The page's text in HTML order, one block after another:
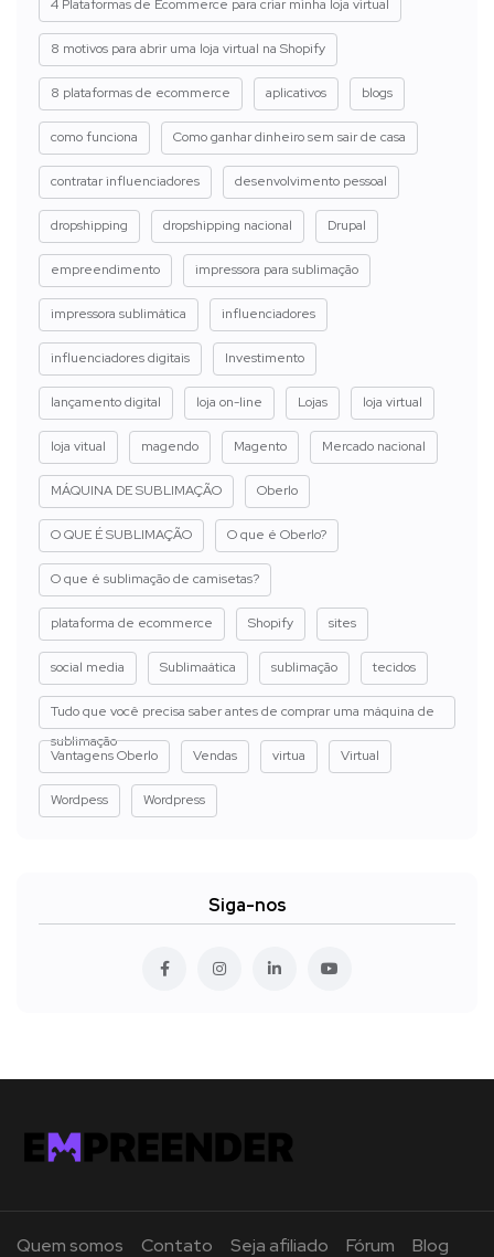
4 Plataformas de Ecommerce para criar minha loja virtual
8 motivos para abrir uma loja virtual na Shopify
8 plataformas de ecommerce aplicativos blogs
como funciona Como ganhar dinheiro sem sair de casa
contratar influenciadores desenvolvimento pessoal
dropshipping dropshipping nacional Drupal
empreendimento impressora para sublimação
impressora sublimática influenciadores
influenciadores digitais Investimento
lançamento digital loja on-line Lojas loja virtual
loja vitual magendo Magento Mercado nacional
MÁQUINA DE SUBLIMAÇÃO Oberlo
O QUE É SUBLIMAÇÃO O que é Oberlo?
O que é sublimação de camisetas?
plataforma de ecommerce Shopify sites
social media Sublimaática sublimação tecidos
Tudo que você precisa saber antes de comprar uma máquina de
sublimação
Vantagens Oberlo
Vendas virtua Virtual
Wordpess Wordpress
Siga-nos
Quem somos Contato Seja afiliado Fórum Blog